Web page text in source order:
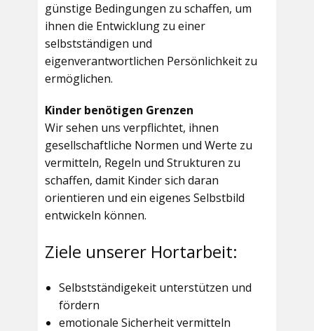
günstige Bedingungen zu schaffen, um
ihnen die Entwicklung zu einer
selbstständigen und
eigenverantwortlichen Persönlichkeit zu
ermöglichen.
Kinder benötigen Grenzen
Wir sehen uns verpflichtet, ihnen
gesellschaftliche Normen und Werte zu
vermitteln, Regeln und Strukturen zu
schaffen, damit Kinder sich daran
orientieren und ein eigenes Selbstbild
entwickeln können.
Ziele unserer Hortarbeit:
Selbstständigekeit unterstützen und
fördern
emotionale Sicherheit vermitteln